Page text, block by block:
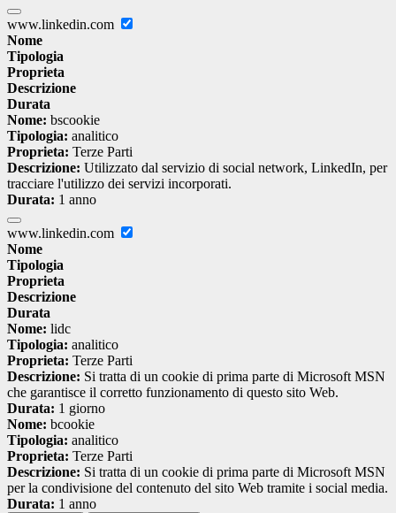
www.linkedin.com
Nome
Tipologia
Proprieta
Descrizione
Durata
Nome: bscookie
Tipologia: analitico
Proprieta: Terze Parti
Descrizione: Utilizzato dal servizio di social network, LinkedIn, per
tracciare l'utilizzo dei servizi incorporati.
Durata: 1 anno
www.linkedin.com
Nome
Tipologia
Proprieta
Descrizione
Durata
Nome: lidc
Tipologia: analitico
Proprieta: Terze Parti
Descrizione: Si tratta di un cookie di prima parte di Microsoft MSN
che garantisce il corretto funzionamento di questo sito Web.
Durata: 1 giorno
Nome: bcookie
Tipologia: analitico
Proprieta: Terze Parti
Descrizione: Si tratta di un cookie di prima parte di Microsoft MSN
per la condivisione del contenuto del sito Web tramite i social media.
Durata: 1 anno